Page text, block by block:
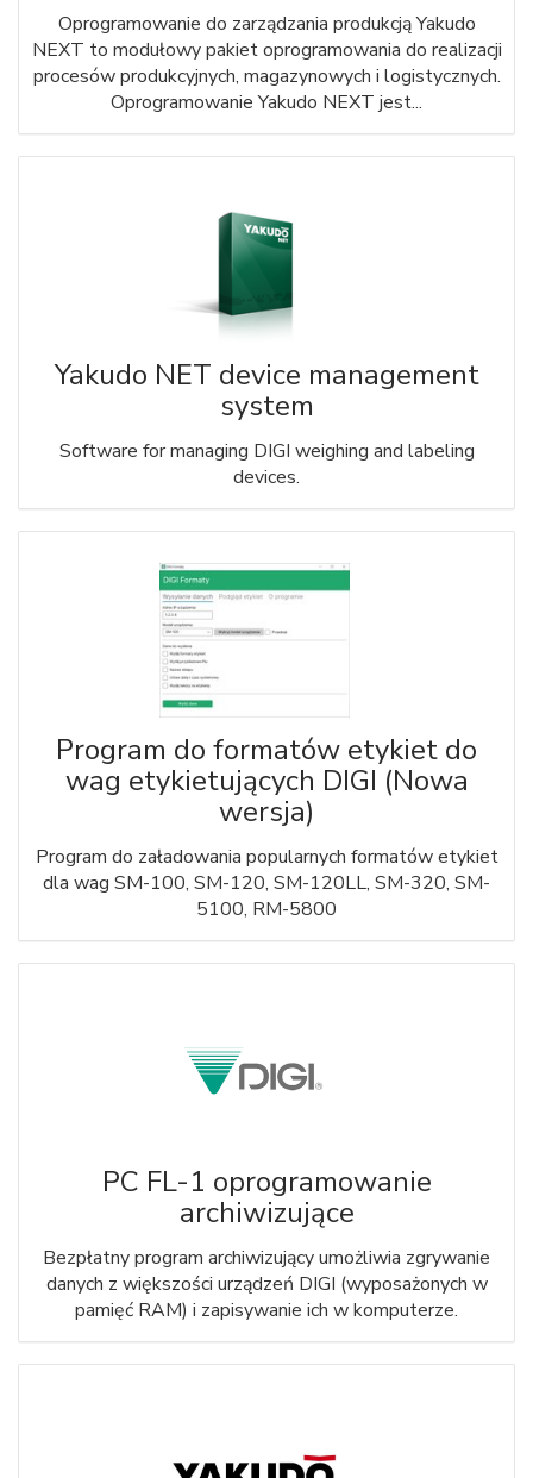
Oprogramowanie do zarządzania produkcją Yakudo
NEXT to modułowy pakiet oprogramowania do realizacji
procesów produkcyjnych, magazynowych i logistycznych.
Oprogramowanie Yakudo NEXT jest...
Yakudo NET device management
system
Software for managing DIGI weighing and labeling
devices.
Program do formatów etykiet do
wag etykietujących DIGI (Nowa
wersja)
Program do załadowania popularnych formatów etykiet
dla wag SM-100, SM-120, SM-120LL, SM-320, SM-
5100, RM-5800
PC FL-1 oprogramowanie
archiwizujące
Bezpłatny program archiwizujący umożliwia zgrywanie
danych z większości urządzeń DIGI (wyposażonych w
pamięć RAM) i zapisywanie ich w komputerze.